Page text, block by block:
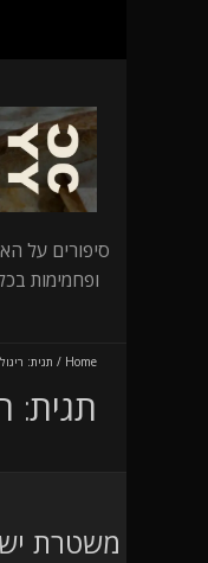
סיפורים על
ופחמימות
Home
/ תגית: ריגול
תגית:
משטרת